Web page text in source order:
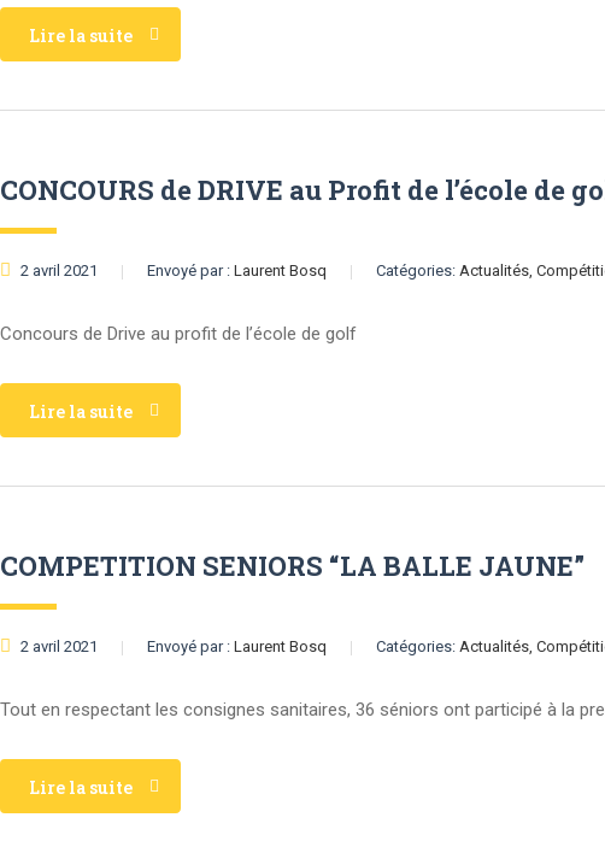
Lire la suite
CONCOURS de DRIVE au Profit de l’école de
2 avril 2021 Envoyé par : Laurent Bosq Catégories: Actualités,
Concours de Drive au profit de l’école de golf
Lire la suite
COMPETITION SENIORS “LA BALLE JAUNE”
2 avril 2021 Envoyé par : Laurent Bosq Catégories: Actualités,
Tout en respectant les consignes sanitaires, 36 séniors ont participé à la
Lire la suite